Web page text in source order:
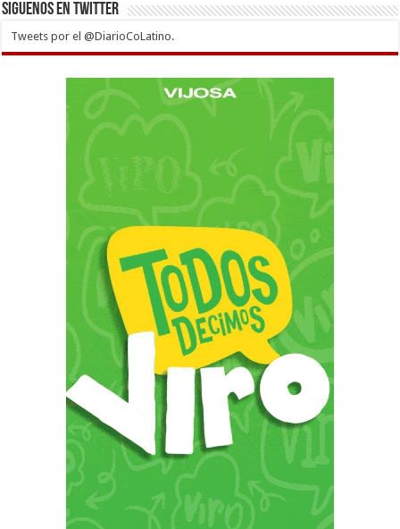
Siguenos en twitter
Tweets por el @DiarioCoLatino.